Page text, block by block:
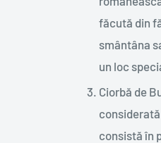
făcută din
smântâna
un loc
Ciorbă de
consistă în